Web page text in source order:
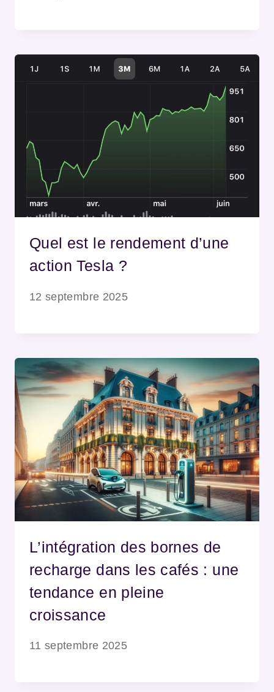
Quel est le rendement d’une
action Tesla ?
12 septembre 2025
L’intégration des bornes de
recharge dans les cafés : une
tendance en pleine
croissance
11 septembre 2025